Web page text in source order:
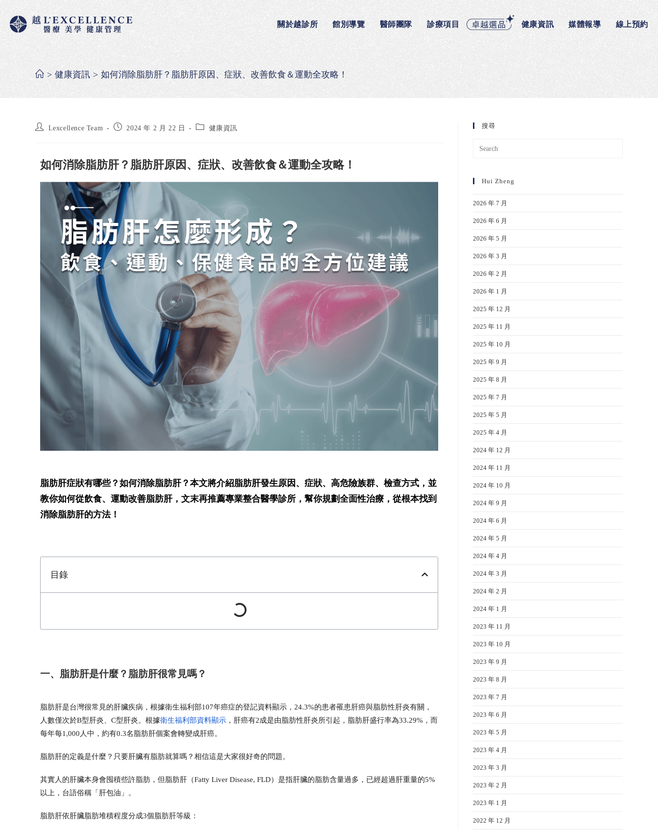
關於越診所 館別導覽 醫師團隊 診療項目 健康資訊 媒體報導 線上預約
> 健康資訊 > 如何消除脂肪肝？脂肪肝原因、症狀、改善飲食＆運動全攻略！
Lexcellence Team 2024 年 2 月 22 日 健康資訊
如何消除脂肪肝？脂肪肝原因、症狀、改善飲食＆運動全攻略！
脂肪肝症狀有哪些？如何消除脂肪肝？本文將介紹脂肪肝發生原因、症狀、高危險族群、檢查方式，並
教你如何從飲食、運動改善脂肪肝，文末再推薦專業整合醫學診所，幫你規劃全面性治療，從根本找到
消除脂肪肝的方法！
目錄
一、脂肪肝是什麼？脂肪肝很常見嗎？
脂肪肝是台灣很常見的肝臟疾病， 根據衛生福利部107年癌症的登記資料顯示，24.3%的患者罹患肝癌與脂肪性肝炎有關，
人數僅次於B型肝炎、C型肝炎。 根據衛生福利部資料顯示 ，肝癌有2成是由脂肪性肝炎所引起，脂肪肝盛行率為33.29%，而
每年每1,000人中，約有0.3名脂肪肝個案會轉變成肝癌。
脂肪肝的定義是什麼？只要肝臟有脂肪就算嗎？相信這是大家很好奇的問題。
其實人的肝臟本身會囤積些許脂肪，但脂肪肝（Fatty Liver Disease, FLD）是指肝臟的脂肪含量過多，已經超過肝重量的5%
以上，台語俗稱「肝包油」。
脂肪肝依肝臟脂肪堆積程度分成3個 脂肪肝等級 ：
搜尋
Hui Zheng
2026 年 7 月
2026 年 6 月
2026 年 5 月
2026 年 3 月
2026 年 2 月
2026 年 1 月
2025 年 12 月
2025 年 11 月
2025 年 10 月
2025 年 9 月
2025 年 8 月
2025 年 7 月
2025 年 5 月
2025 年 4 月
2024 年 12 月
2024 年 11 月
2024 年 10 月
2024 年 9 月
2024 年 6 月
2024 年 5 月
2024 年 4 月
2024 年 3 月
2024 年 2 月
2024 年 1 月
2023 年 11 月
2023 年 10 月
2023 年 9 月
2023 年 8 月
2023 年 7 月
2023 年 6 月
2023 年 5 月
2023 年 4 月
2023 年 3 月
2023 年 2 月
2023 年 1 月
2022 年 12 月